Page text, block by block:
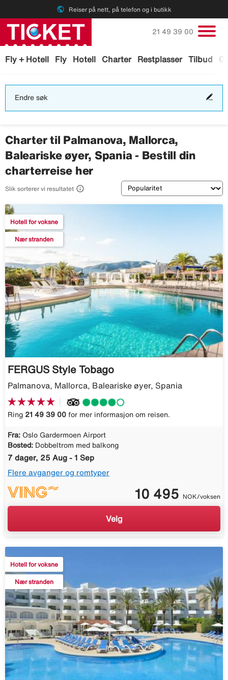
public Reiser på nett, på telefon og i butikk
Fly + Hotell Fly Hotell Charter Restplasser Tilbud
Ring oss på
21 49 39 00
Endre søk
Charter til Palmanova, Mallorca,
Baleariske øyer, Spania - Bestill din
charterreise her
Slik sorterer vi resultatet  Sortering
Hotell for voksne
Nær stranden
FERGUS Style Tobago
Palmanova, Mallorca, Baleariske øyer, Spania
Ring 21 49 39 00 for mer informasjon om reisen.
Fra: Oslo Gardermoen Airport
Bosted: Dobbeltrom med balkong
7 dager, 25 Aug - 1 Sep
Flere avganger og romtyper
10 495 NOK/voksen
Velg
Hotell for voksne
Nær stranden